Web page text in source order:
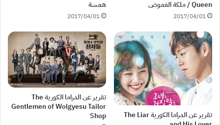
Queen / ملكة الغموض
2017/04/01
همسة
2017/04/01
تقرير عن الدراما الكورية The Liar
تقرير عن الدراما الكورية The
Gentlemen of Wolgyesu Tailor
Shop